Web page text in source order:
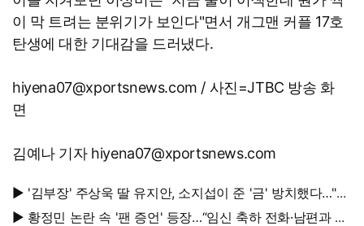
이 막 트려는 분위기가 보인다"면서 개그맨 커플 17호
탄생에 대한 기대감을 드러냈다.
hiyena07@xportsnews.com / 사진=JTBC 방송 화
면
김예나 기자 hiyena07@xportsnews.com
▶ '김부장' 주상욱 딸 유지안, 소지섭이 준 '금' 방치했다…"비
누인 줄"
▶ 황정민 논란 속 '팬 증언' 등장…“임신 축하 전화·남편과 식